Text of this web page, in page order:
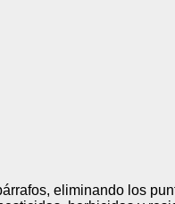
eliminando los